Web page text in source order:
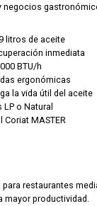
negocios
litros de aceite
inmediata
BTU/h
ergonómicas
la vida útil del aceite
o Natural
MASTER
restaurantes
mayor productividad.